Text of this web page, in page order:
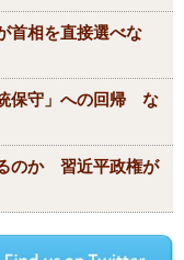
首相を直接選べな
保守」への回帰 な
のか 習近平政権が